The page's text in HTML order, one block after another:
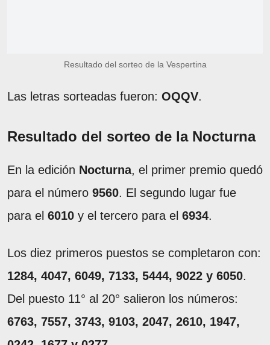
Resultado del sorteo de la Vespertina
Las letras sorteadas fueron: OQQV.
Resultado del sorteo de la Nocturna
En la edición Nocturna, el primer premio quedó
para el número 9560. El segundo lugar fue
para el 6010 y el tercero para el 6934.
Los diez primeros puestos se completaron con:
1284, 4047, 6049, 7133, 5444, 9022 y 6050.
Del puesto 11° al 20° salieron los números:
6763, 7557, 3743, 9103, 2047, 2610, 1947,